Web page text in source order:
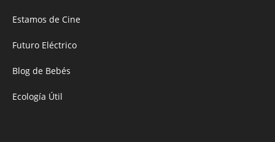
Estamos de Cine
Futuro Eléctrico
Blog de Bebés
Ecología Útil